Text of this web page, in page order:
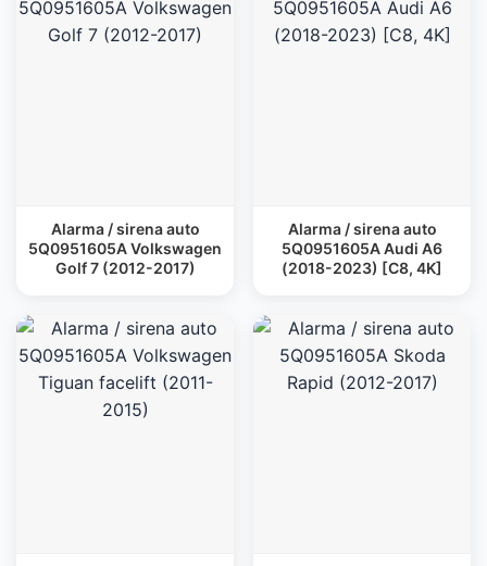
Alarma / sirena auto
5Q0951605A Volkswagen
Golf 7 (2012-2017)
Alarma / sirena auto
5Q0951605A Audi A6
(2018-2023) [C8, 4K]